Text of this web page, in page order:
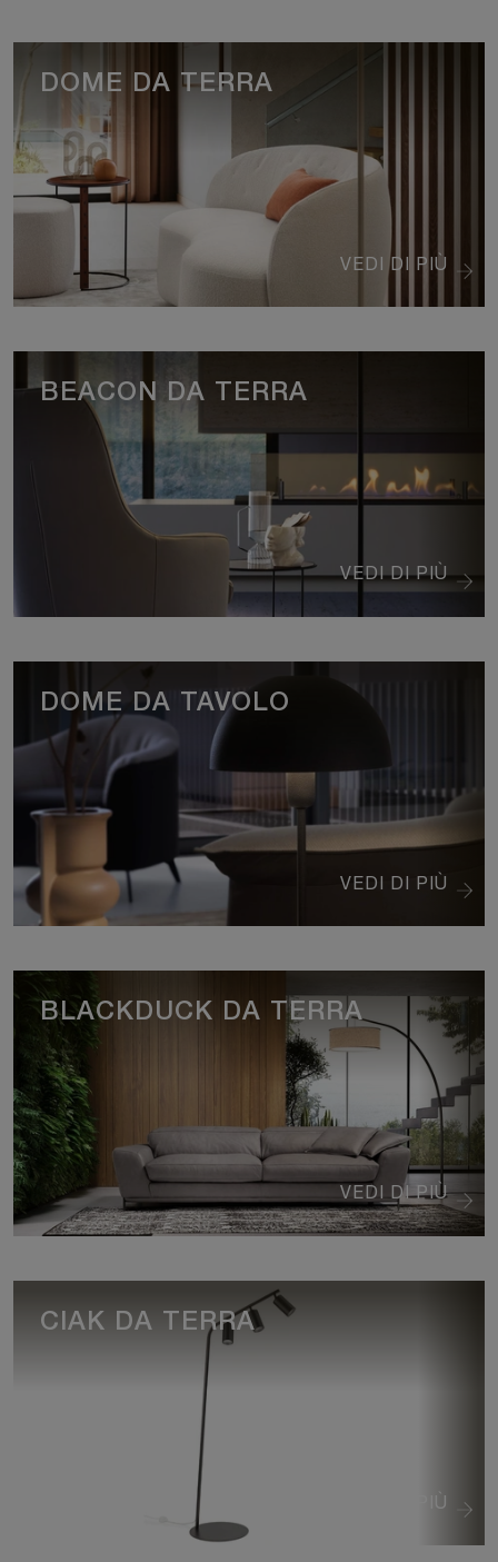
VEDI DI PIÙ
DOME DA TERRA
VEDI DI PIÙ
BEACON DA TERRA
VEDI DI PIÙ
DOME DA TAVOLO
VEDI DI PIÙ
BLACKDUCK DA TERRA
VEDI DI PIÙ
CIAK DA TERRA